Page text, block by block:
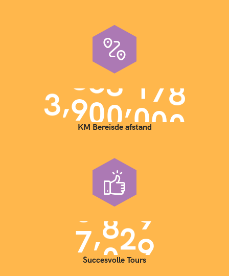
3,900,000
KM Bereisde afstand
7,000
Succesvolle Tours